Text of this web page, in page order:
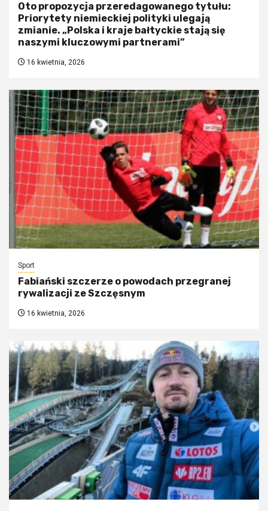
Oto propozycja przeredagowanego tytułu:
Priorytety niemieckiej polityki ulegają
zmianie. „Polska i kraje bałtyckie stają się
naszymi kluczowymi partnerami”
16 kwietnia, 2026
Sport
Fabiański szczerze o powodach przegranej
rywalizacji ze Szczęsnym
16 kwietnia, 2026